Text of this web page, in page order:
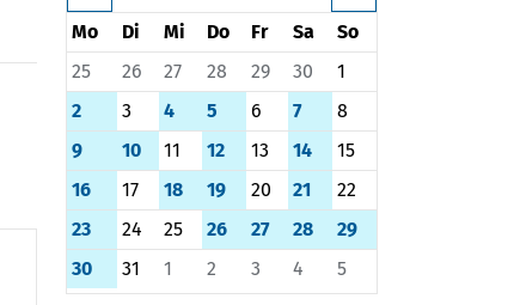
Mo Di Mi Do Fr Sa
So
25
26 27 28 29 30
1
2
3 4 5 6 7
8
9
10 11 12 13 14
15
16
17 18 19 20 21
22
23
24 25 26 27 28
29
30
31 1 2 3 4 5